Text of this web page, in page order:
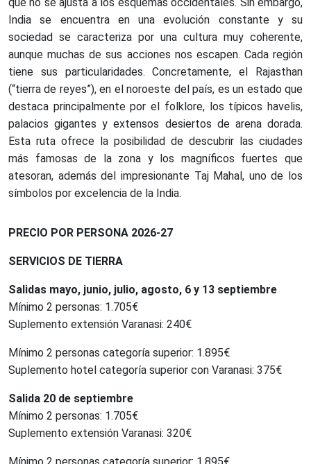
que no se ajusta a los esquemas occidentales. Sin embargo,
India se encuentra en una evolución constante y su
sociedad se caracteriza por una cultura muy coherente,
aunque muchas de sus acciones nos escapen. Cada región
tiene sus particularidades. Concretamente, el Rajasthan
(“tierra de reyes”), en el noroeste del país, es un estado que
destaca principalmente por el folklore, los típicos havelis,
palacios gigantes y extensos desiertos de arena dorada.
Esta ruta ofrece la posibilidad de descubrir las ciudades
más famosas de la zona y los magníficos fuertes que
atesoran, además del impresionante Taj Mahal, uno de los
símbolos por excelencia de la India.
PRECIO POR PERSONA 2026-27
SERVICIOS DE TIERRA
Salidas mayo, junio, julio, agosto, 6 y 13 septiembre
Mínimo 2 personas: 1.705€
Suplemento extensión Varanasi: 240€
Mínimo 2 personas categoría superior: 1.895€
Suplemento hotel categoría superior con Varanasi: 375€
Salida 20 de septiembre
Mínimo 2 personas: 1.705€
Suplemento extensión Varanasi: 320€